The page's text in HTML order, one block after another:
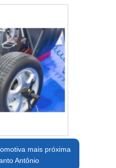
mais próxima
Antônio